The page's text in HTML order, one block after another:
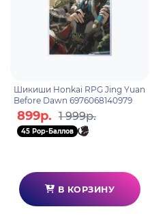
Шикиши Honkai RPG Jing Yuan
Before Dawn 6976068140979
899р. 1 999р.
45 Pop-Баллов
В КОРЗИНУ